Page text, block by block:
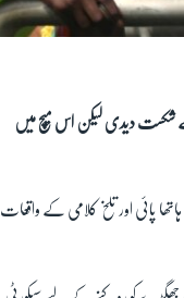
شکست دیدی لیکن اس میچ میں
پائی اور تلخ کلامی کے واقعات